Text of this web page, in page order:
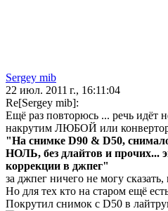
Sergey mib
22 июл. 2011 г., 16:11:04
Re[Sergey mib]:
Ещё раз повторюсь ... речь идёт
накрутим ЛЮБОЙ или
"На снимке D90 & D50,
НОЛЬ, без длайтов и прочих...
коррекции в джпег"
за джпег ничего не могу
Но для тех кто на старом ещё
Покрутил снимок с D50 в